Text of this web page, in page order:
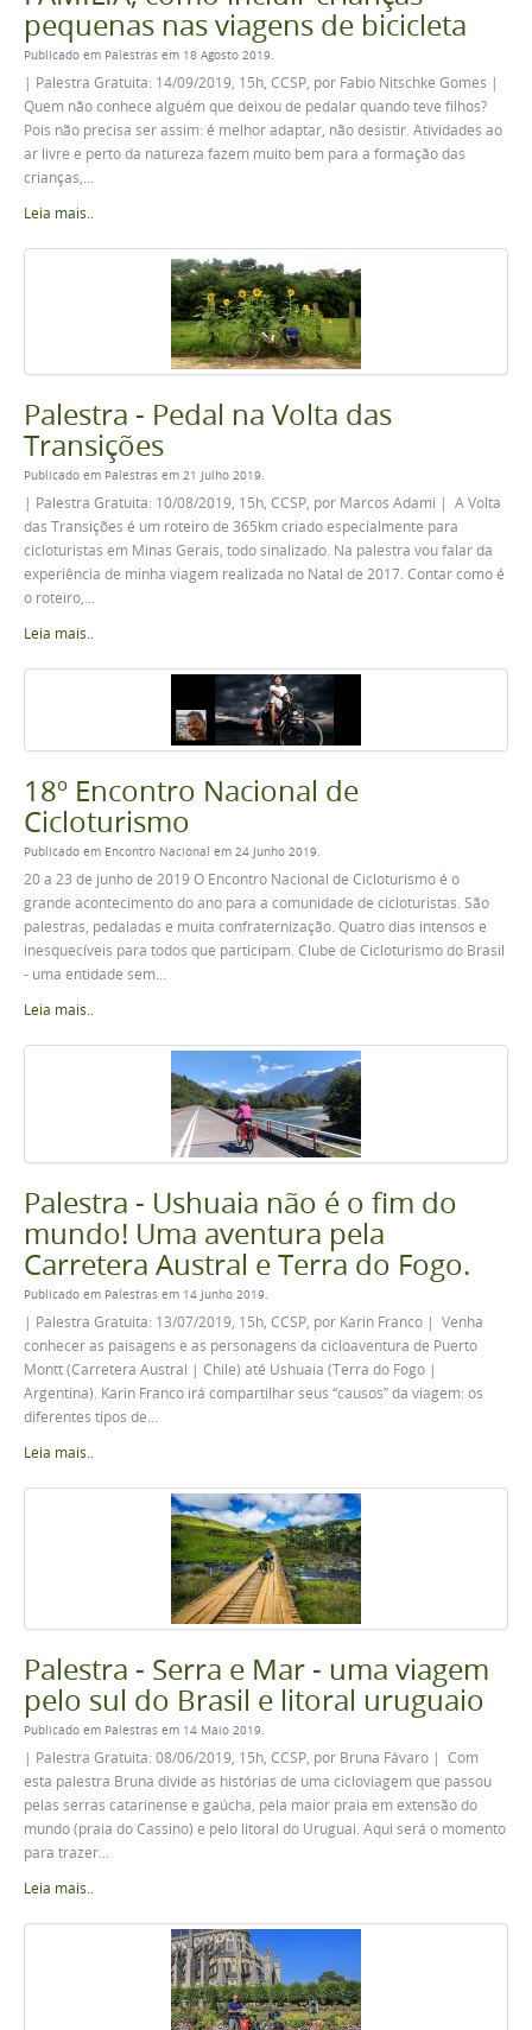
pequenas nas viagens de bicicleta
Publicado em Palestras em 18 Agosto 2019.
| Palestra Gratuita: 14/09/2019, 15h, CCSP, por Fabio Nitschke Gomes |
Quem não conhece alguém que deixou de pedalar quando teve filhos?
Pois não precisa ser assim: é melhor adaptar, não desistir. Atividades ao
ar livre e perto da natureza fazem muito bem para a formação das
crianças,...
Leia mais..
Palestra - Pedal na Volta das
Transições
Publicado em Palestras em 21 Julho 2019.
| Palestra Gratuita: 10/08/2019, 15h, CCSP, por Marcos Adami | A Volta
das Transições é um roteiro de 365km criado especialmente para
cicloturistas em Minas Gerais, todo sinalizado. Na palestra vou falar da
experiência de minha viagem realizada no Natal de 2017. Contar como é
o roteiro,...
Leia mais..
18º Encontro Nacional de
Cicloturismo
Publicado em Encontro Nacional em 24 Junho 2019.
20 a 23 de junho de 2019 O Encontro Nacional de Cicloturismo é o
grande acontecimento do ano para a comunidade de cicloturistas. São
palestras, pedaladas e muita confraternização. Quatro dias intensos e
inesquecíveis para todos que participam. Clube de Cicloturismo do Brasil
- uma entidade sem...
Leia mais..
Palestra - Ushuaia não é o fim do
mundo! Uma aventura pela
Carretera Austral e Terra do Fogo.
Publicado em Palestras em 14 Junho 2019.
| Palestra Gratuita: 13/07/2019, 15h, CCSP, por Karin Franco | Venha
conhecer as paisagens e as personagens da cicloaventura de Puerto
Montt (Carretera Austral | Chile) até Ushuaia (Terra do Fogo |
Argentina). Karin Franco irá compartilhar seus “causos” da viagem: os
diferentes tipos de...
Leia mais..
Palestra - Serra e Mar - uma viagem
pelo sul do Brasil e litoral uruguaio
Publicado em Palestras em 14 Maio 2019.
| Palestra Gratuita: 08/06/2019, 15h, CCSP, por Bruna Fávaro | Com
esta palestra Bruna divide as histórias de uma cicloviagem que passou
pelas serras catarinense e gaúcha, pela maior praia em extensão do
mundo (praia do Cassino) e pelo litoral do Uruguai. Aqui será o momento
para trazer...
Leia mais..